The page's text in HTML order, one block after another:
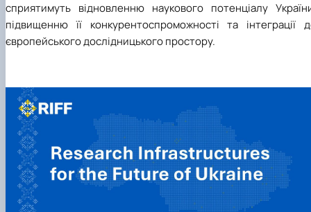
сприятимуть відновленню наукового потенціалу
підвищенню її конкурентоспроможності та інтеграції
європейського дослідницького простору.